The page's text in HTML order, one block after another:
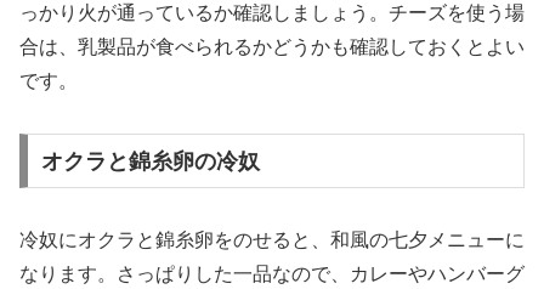
っかり火が通っているか確認しましょう。チーズを使う場
合は、乳製品が食べられるかどうかも確認しておくとよい
です。
オクラと錦糸卵の冷奴
冷奴にオクラと錦糸卵をのせると、和風の七夕メニューに
なります。さっぱりした一品なので、カレーやハンバーグ